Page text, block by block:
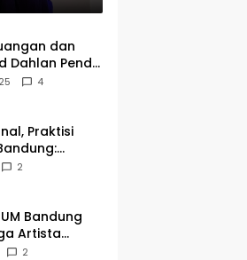
dan
Dahlan Pendiri
4
Praktisi
Penerus
2
Bandung
Artista
Satu
2